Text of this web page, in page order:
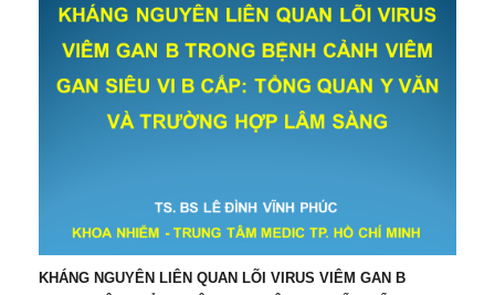
KHÁNG NGUYÊN LIÊN QUAN LÕI VIRUS VIÊM GAN B